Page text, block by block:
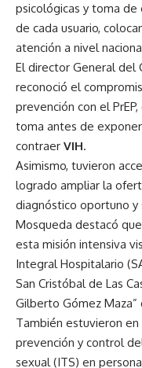
psicológicas y toma de
de cada usuario,
atención a nivel
El director General del
reconoció el
prevención con el
toma antes de
contraer VIH.
Asimismo, tuvieron
logrado ampliar la
diagnóstico oportuno y
Mosqueda destacó
esta misión intensiva
Integral Hospitalario
San Cristóbal de Las
Gilberto Gómez
También estuvieron
prevención y control
sexual (ITS) en